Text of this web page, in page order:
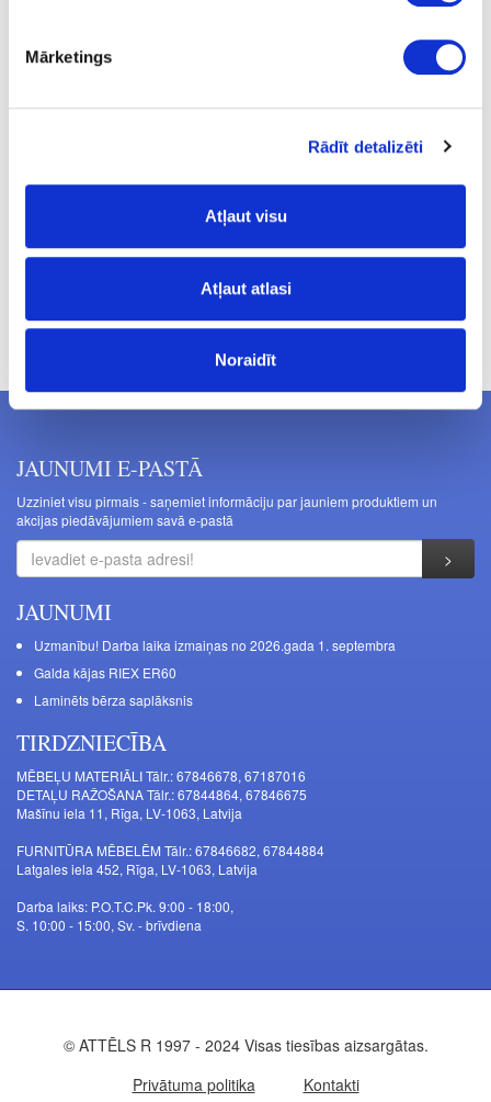
Mārketings
Rādīt detalizēti
Atļaut visu
Atļaut atlasi
Noraidīt
42.79
Cenas norādītas bez PVN. Cenas var tikt mainītas bez iepriekšēja
brīdinājuma.
JAUNUMI E-PASTĀ
Uzziniet visu pirmais - saņemiet informāciju par jauniem produktiem un
akcijas piedāvājumiem savā e-pastā
JAUNUMI
Uzmanību! Darba laika izmaiņas no 2026.gada 1. septembra
Galda kājas RIEX ER60
Laminēts bērza saplāksnis
TIRDZNIECĪBA
MĒBEĻU MATERIĀLI Tālr.: 67846678, 67187016
DETAĻU RAŽOŠANA Tālr.: 67844864, 67846675
Mašīnu iela 11, Rīga, LV-1063, Latvija
FURNITŪRA MĒBELĒM Tālr.: 67846682, 67844884
Latgales iela 452, Rīga, LV-1063, Latvija
Darba laiks: P.O.T.C.Pk. 9:00 - 18:00,
S. 10:00 - 15:00, Sv. - brīvdiena
© ATTĒLS R 1997 - 2024 Visas tiesības aizsargātas.
Privātuma politika
Kontakti